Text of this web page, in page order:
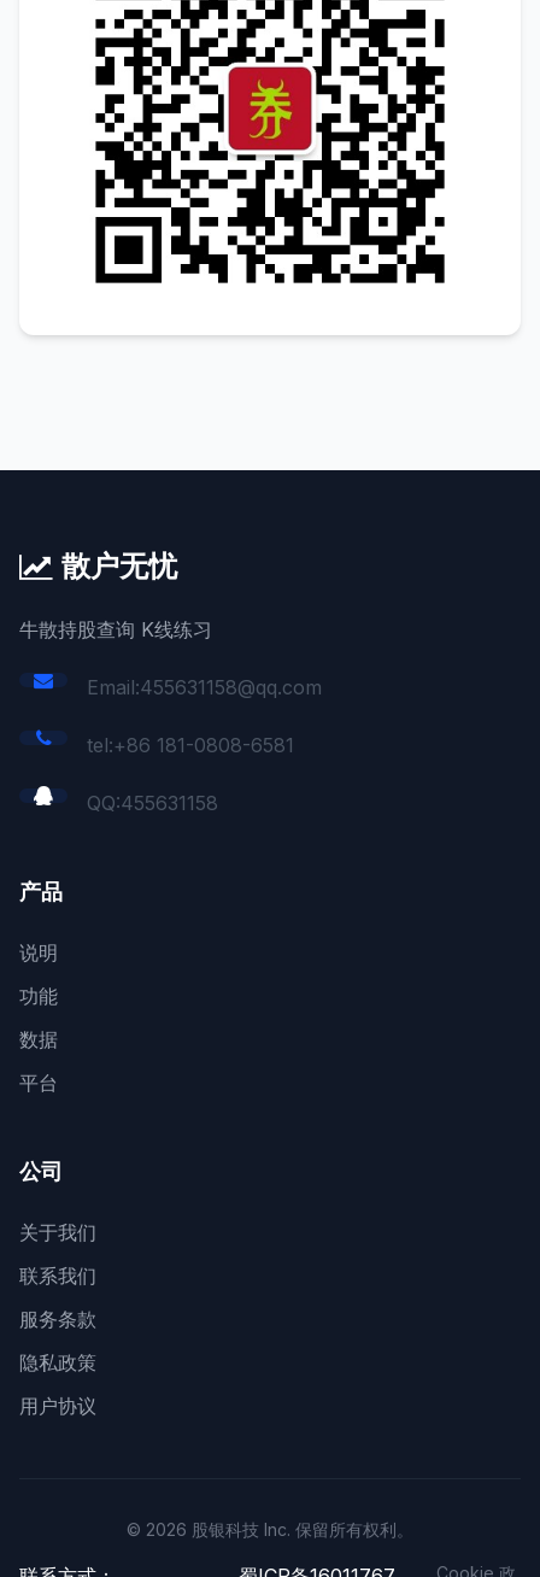
散户无忧
牛散持股查询 K线练习
Email:455631158@qq.com
tel:+86 181-0808-6581
QQ:455631158
产品
说明
功能
数据
平台
公司
关于我们
联系我们
服务条款
隐私政策
用户协议
© 2026 股银科技 Inc. 保留所有权利。
Cookie 政